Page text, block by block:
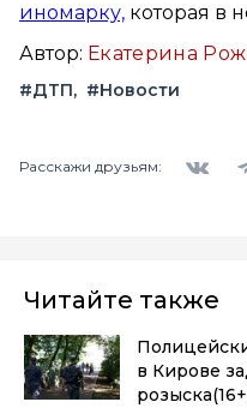
иномарку, которая в
Автор: Екатерина
#ДТП #Новости
Расскажи друзьям:
Читайте также
в Кирове
розыска